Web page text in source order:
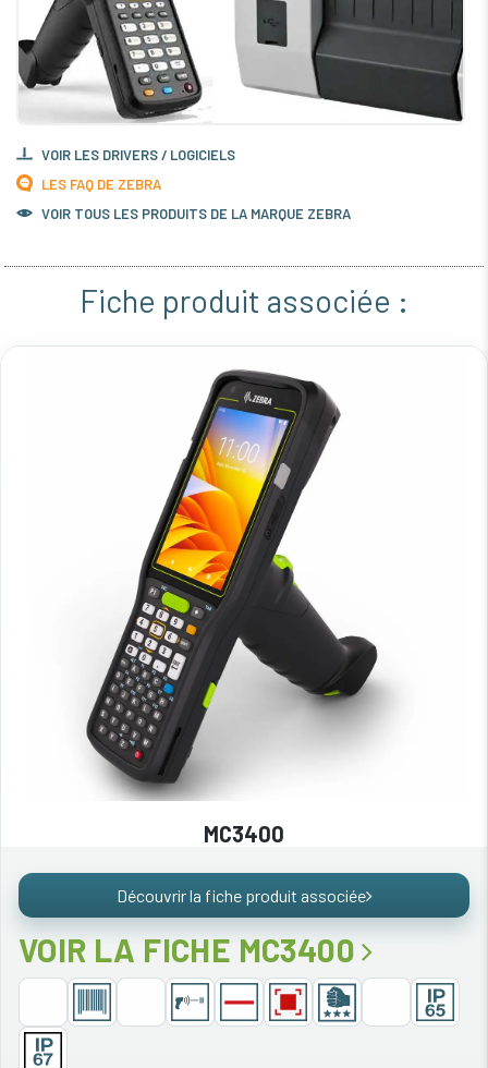
VOIR LES DRIVERS / LOGICIELS
LES FAQ DE ZEBRA
VOIR TOUS LES PRODUITS DE LA MARQUE ZEBRA
Fiche produit associée :
MC3400
Découvrir la fiche produit associée
VOIR LA FICHE MC3400